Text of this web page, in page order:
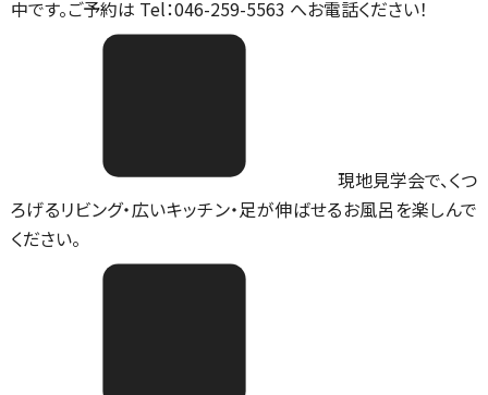
中です。ご予約は Tel：046-259-5563 へお電話ください！
現地見学会で、くつ
ろげるリビング・広いキッチン・足が伸ばせるお風呂を楽しんで
ください。